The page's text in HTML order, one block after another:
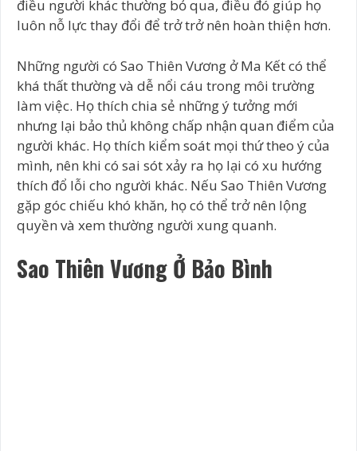
điều người khác thường bỏ qua, điều đó giúp họ
luôn nỗ lực thay đổi để trở trở nên hoàn thiện hơn.
Những người có Sao Thiên Vương ở Ma Kết có thể
khá thất thường và dễ nổi cáu trong môi trường
làm việc. Họ thích chia sẻ những ý tưởng mới
nhưng lại bảo thủ không chấp nhận quan điểm của
người khác. Họ thích kiểm soát mọi thứ theo ý của
mình, nên khi có sai sót xảy ra họ lại có xu hướng
thích đổ lỗi cho người khác. Nếu Sao Thiên Vương
gặp góc chiếu khó khăn, họ có thể trở nên lộng
quyền và xem thường người xung quanh.
Sao Thiên Vương Ở Bảo Bình